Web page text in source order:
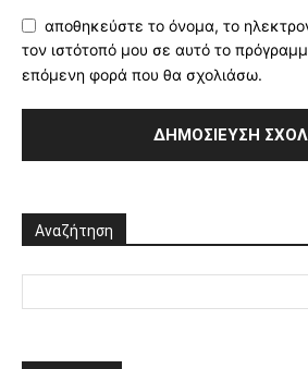
αποθηκεύστε το όνομα, το
τον ιστότοπό μου σε αυτό το
επόμενη φορά που θα σχολιάσω.
Αναζήτηση